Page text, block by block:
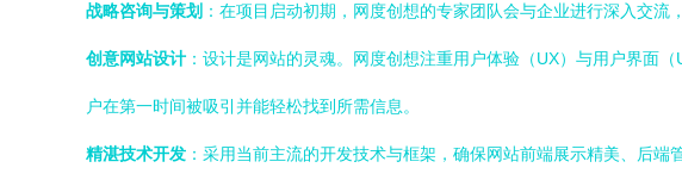
战略咨询与策划 ：在项目启动初期，网度创想的专家团队会与企业进行深入交
创意网站设计 ：设计是网站的灵魂。网度创想注重用户体验（UX）与用户界面
户在第一时间被吸引并能轻松找到所需信息。
精湛技术开发 ：采用当前主流的开发技术与框架，确保网站前端展示精美、后